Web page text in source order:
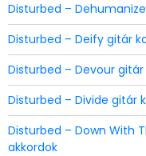
Disturbed –
Disturbed – Deify gitár
Disturbed – Devour
Disturbed – Divide gitár
Disturbed – Down With
akkordok